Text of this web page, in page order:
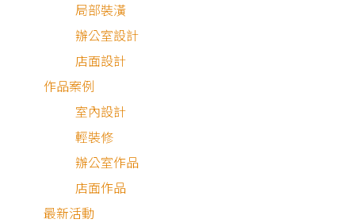
局部裝潢
辦公室設計
店面設計
作品案例
室內設計
輕裝修
辦公室作品
店面作品
最新活動
木質× 特殊塗料 × 混搭風
暮色低垂，在低彩度與木質香氣的包裹中，感受如精品飯店
的靜謐氛圍。卸下一整天的喧囂，調慢生活步調，享受一段
屬於自己的療癒時光。